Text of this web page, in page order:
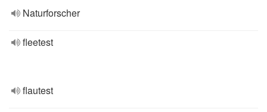
Naturforscher
fleetest
flautest